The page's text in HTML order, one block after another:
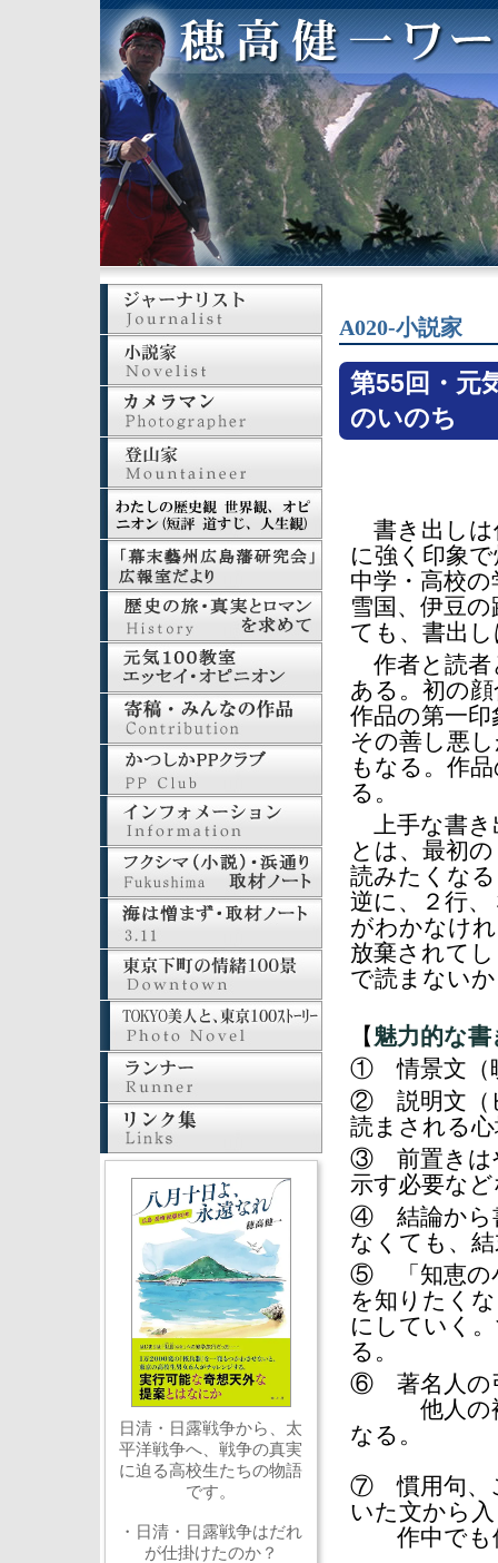
A020-小説家
第55回・元
のいのち
書き出しは
に強く印象
中学・高校
雪国、伊豆
ても、書出
作者と読者
ある。初の
作品の第一
その善し悪
もなる。作
る。
上手な書き
とは、最初
読みたくな
逆に、２行
がわかなけ
放棄されて
で読まない
【魅力的な
① 情景文（
② 説明文（
読まされる
③ 前置きは
示す必要な
④ 結論から
なくても、
⑤ 「知恵の
を知りたく
にしていく
る。
⑥ 著名人の
他人の褌
なる。
⑦ 慣用句、
いた文から
作中でも
日清・日露戦争から、太
平洋戦争へ、戦争の真実
に迫る高校生たちの物語
です。
・日清・日露戦争はだれ
が仕掛けたのか？